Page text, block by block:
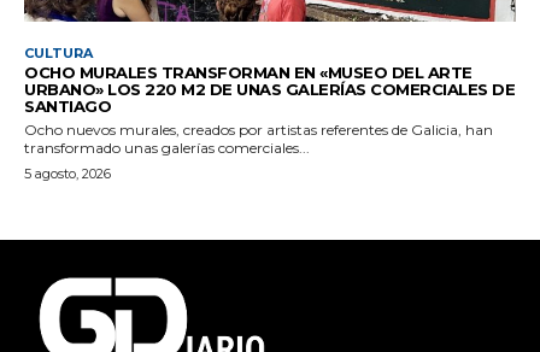
CULTURA
OCHO MURALES TRANSFORMAN EN «MUSEO DEL ARTE
URBANO» LOS 220 M2 DE UNAS GALERÍAS COMERCIALES DE
SANTIAGO
Ocho nuevos murales, creados por artistas referentes de Galicia, han
transformado unas galerías comerciales...
5 agosto, 2026